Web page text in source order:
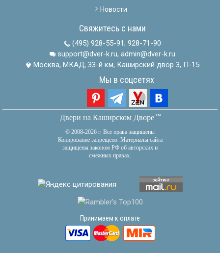
Новости
Свяжитесь с нами
(495) 928-55-91; 928-71-90
support@dver-k.ru, admin@dver-k.ru
Москва, МКАД, 33-й км, Каширский двор 3, П-15
Мы в соцсетях
Двери на Каширском Дворетм
© 2008-2026 г. Все права защищены
Копирование запрещено. Материалы сайта
защищены законом РФ об авторских и
смежных правах.
Принимаем к оплате